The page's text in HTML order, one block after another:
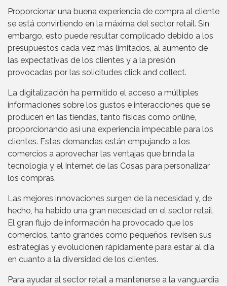
Proporcionar una buena experiencia de compra al cliente
se está convirtiendo en la máxima del sector retail. Sin
embargo, esto puede resultar complicado debido a los
presupuestos cada vez más limitados, al aumento de
las expectativas de los clientes y a la presión
provocadas por las solicitudes click and collect.
La digitalización ha permitido el acceso a múltiples
informaciones sobre los gustos e interacciones que se
producen en las tiendas, tanto físicas como online,
proporcionando así una experiencia impecable para los
clientes. Estas demandas están empujando a los
comercios a aprovechar las ventajas que brinda la
tecnología y el Internet de las Cosas para personalizar
los compras.
Las mejores innovaciones surgen de la necesidad y, de
hecho, ha habido una gran necesidad en el sector retail.
El gran flujo de información ha provocado que los
comercios, tanto grandes como pequeños, revisen sus
estrategias y evolucionen rápidamente para estar al día
en cuanto a la diversidad de los clientes.
Para ayudar al sector retail a mantenerse a la vanguardia